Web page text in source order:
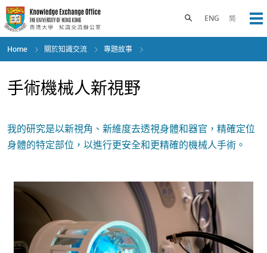
Skip
to
main
content
ENG 简
Toggle search panel
Home 關於知識交流 專題故事
手術機械人新視野
我的研究是以新視角、新維度去透視身體和器官，精確定位
身體的特定部位，以進行更安全和更精確的機械人手術。